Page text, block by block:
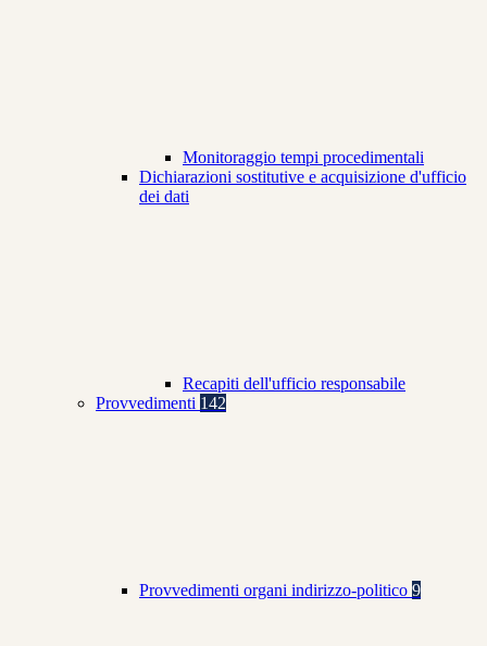
Monitoraggio tempi procedimentali
Dichiarazioni sostitutive e acquisizione d'ufficio
dei dati
Recapiti dell'ufficio responsabile
Provvedimenti 142
Provvedimenti organi indirizzo-politico 9